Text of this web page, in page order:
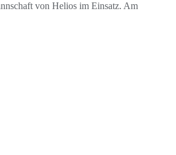
von Helios im Einsatz. Am